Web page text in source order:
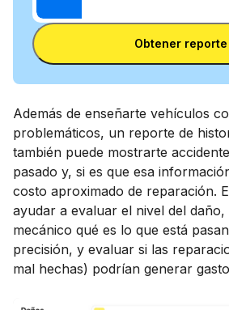
entrada
entre el
VIN y
placa
Ingresa un
Obtener reporte
Además de enseñarte vehículos
problemáticos, un reporte de
también puede mostrarte
pasado y, si es que esa
costo aproximado de reparación.
ayudar a evaluar el nivel del daño,
mecánico qué es lo que está
precisión, y evaluar si las
mal hechas) podrían generar